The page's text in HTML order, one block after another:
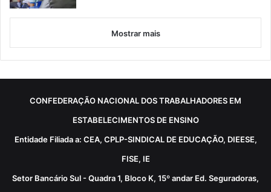
Mostrar mais
CONFEDERAÇÃO NACIONAL DOS TRABALHADORES EM
ESTABELECIMENTOS DE ENSINO
Entidade Filiada a: CEA, CPLP-SINDICAL DE EDUCAÇÃO, DIEESE,
FISE, IE
Setor Bancário Sul - Quadra 1, Bloco K, 15º andar Ed. Seguradoras,